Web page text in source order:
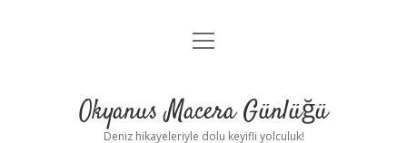
Anasayfa
Yasal Uyarı
menüyü
Okyanus Macera Günlüğü
Deniz hikayeleriyle dolu keyifli yolculuk!